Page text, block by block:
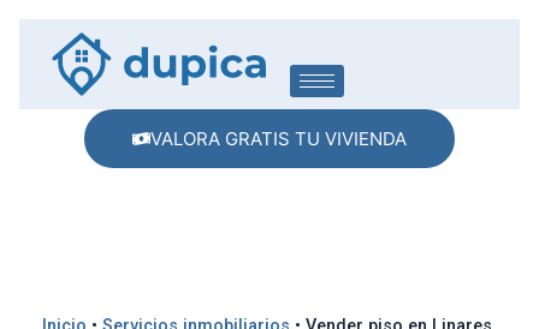
VALORA GRATIS TU VIVIENDA